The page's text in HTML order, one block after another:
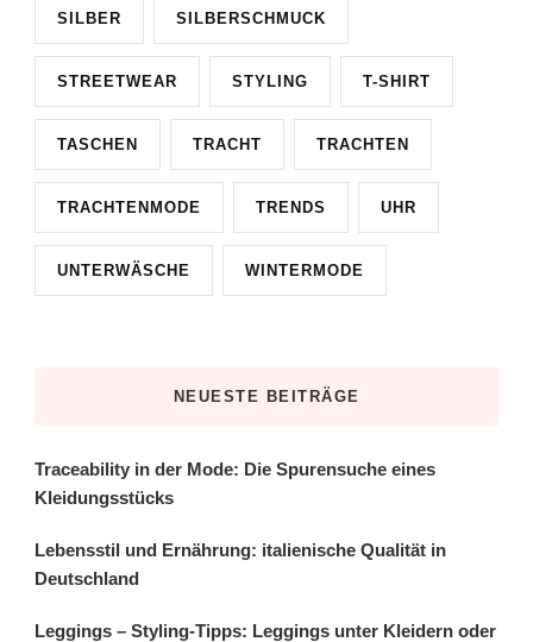
SILBER SILBERSCHMUCK
STREETWEAR STYLING T-SHIRT
TASCHEN TRACHT TRACHTEN
TRACHTENMODE TRENDS UHR
UNTERWÄSCHE WINTERMODE
NEUESTE BEITRÄGE
Traceability in der Mode: Die Spurensuche eines
Kleidungsstücks
Lebensstil und Ernährung: italienische Qualität in
Deutschland
Leggings – Styling-Tipps: Leggings unter Kleidern oder